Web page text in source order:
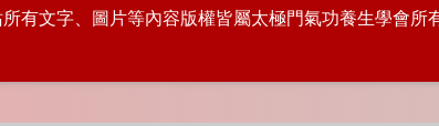
有文字、圖片等內容版權皆屬太極門氣功養生學